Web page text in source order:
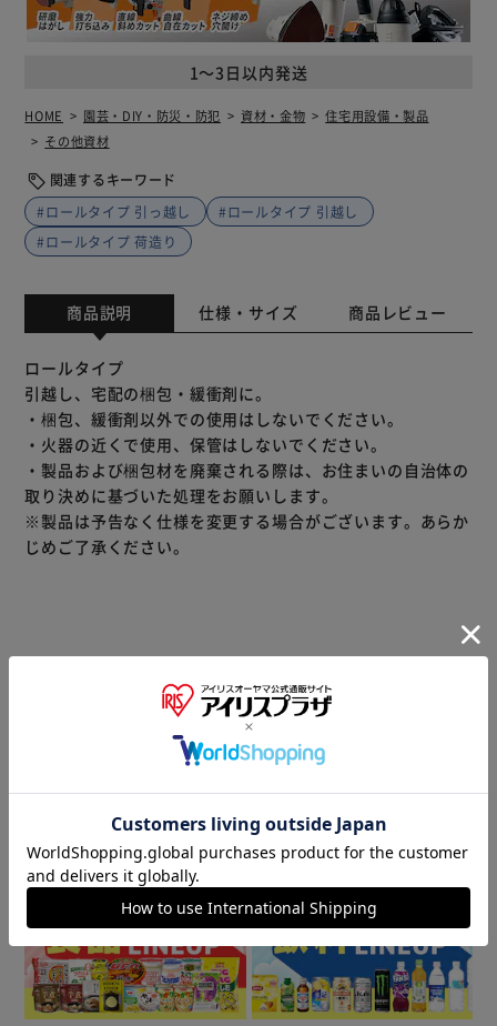
1～3日以内発送
HOME 園芸・DIY・防災・防犯 資材・金物
住宅用設備・製品
その他資材
関連するキーワード
#ロールタイプ 引っ越し
#ロールタイプ 引越し
#ロールタイプ 荷造り
商品説明 仕様・サイズ 商品レビュー
ロールタイプ
引越し、宅配の梱包・緩衝剤に。
・梱包、緩衝剤以外での使用はしないでください。
・火器の近くで使用、保管はしないでください。
・製品および梱包材を廃棄される際は、お住まいの自治体の
取り決めに基づいた処理をお願いします。
※製品は予告なく仕様を変更する場合がございます。あらか
じめご了承ください。
数量限定商品はご注文が完了しても完売になる場合がござい
ます。ご注文をいただいた後にお断りさせていただく場合が
ございますのでなにとぞご了承ください。
商品情報
▼ 食品・飲料おすすめ ▼